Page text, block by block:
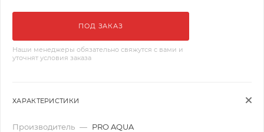
ПОД ЗАКАЗ
Наши менеджеры обязательно свяжутся с вами и
уточнят условия заказа
ХАРАКТЕРИСТИКИ
Производитель — PRO AQUA